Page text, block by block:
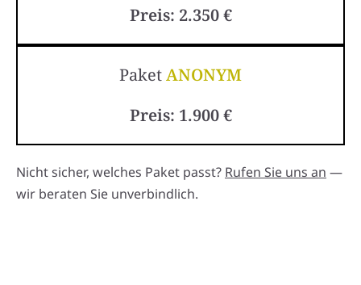
Preis: 2.350 €
PaketANONYM
Preis: 1.900 €
Nicht sicher, welches Paket passt? Rufen Sie uns an —
wir beraten Sie unverbindlich.